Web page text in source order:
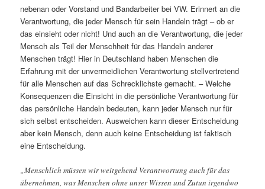
nebenan oder Vorstand und Bandarbeiter bei VW. Erinnert an die
Verantwortung, die jeder Mensch für sein Handeln trägt – ob er
das einsieht oder nicht! Und auch an die Verantwortung, die jeder
Mensch als Teil der Menschheit für das Handeln anderer
Menschen trägt! Hier in Deutschland haben Menschen die
Erfahrung mit der unvermeidlichen Verantwortung stellvertretend
für alle Menschen auf das Schrecklichste gemacht. – Welche
Konsequenzen die Einsicht in die persönliche Verantwortung für
das persönliche Handeln bedeuten, kann jeder Mensch nur für
sich selbst entscheiden. Ausweichen kann dieser Entscheidung
aber kein Mensch, denn auch keine Entscheidung ist faktisch
eine Entscheidung.
„Menschlich müssen wir weitgehend Verantwortung auch für das
übernehmen, was Menschen ohne unser Wissen und Zutun irgendwo